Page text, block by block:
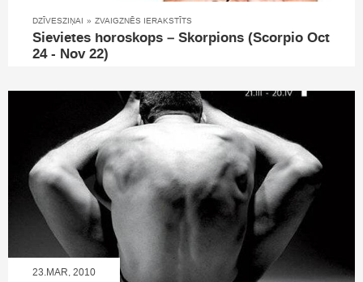
DZĪVESZIŅAI » ZVAIGZNĒS IERAKSTĪTS
Sievietes horoskops – Skorpions (Scorpio Oct
24 - Nov 22)
23.MAR, 2010